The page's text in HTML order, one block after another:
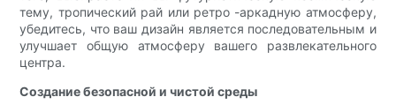
тему, тропический рай или ретро -аркадную атмосферу,
убедитесь, что ваш дизайн является последовательным и
улучшает общую атмосферу вашего развлекательного
центра.
Создание безопасной и чистой среды